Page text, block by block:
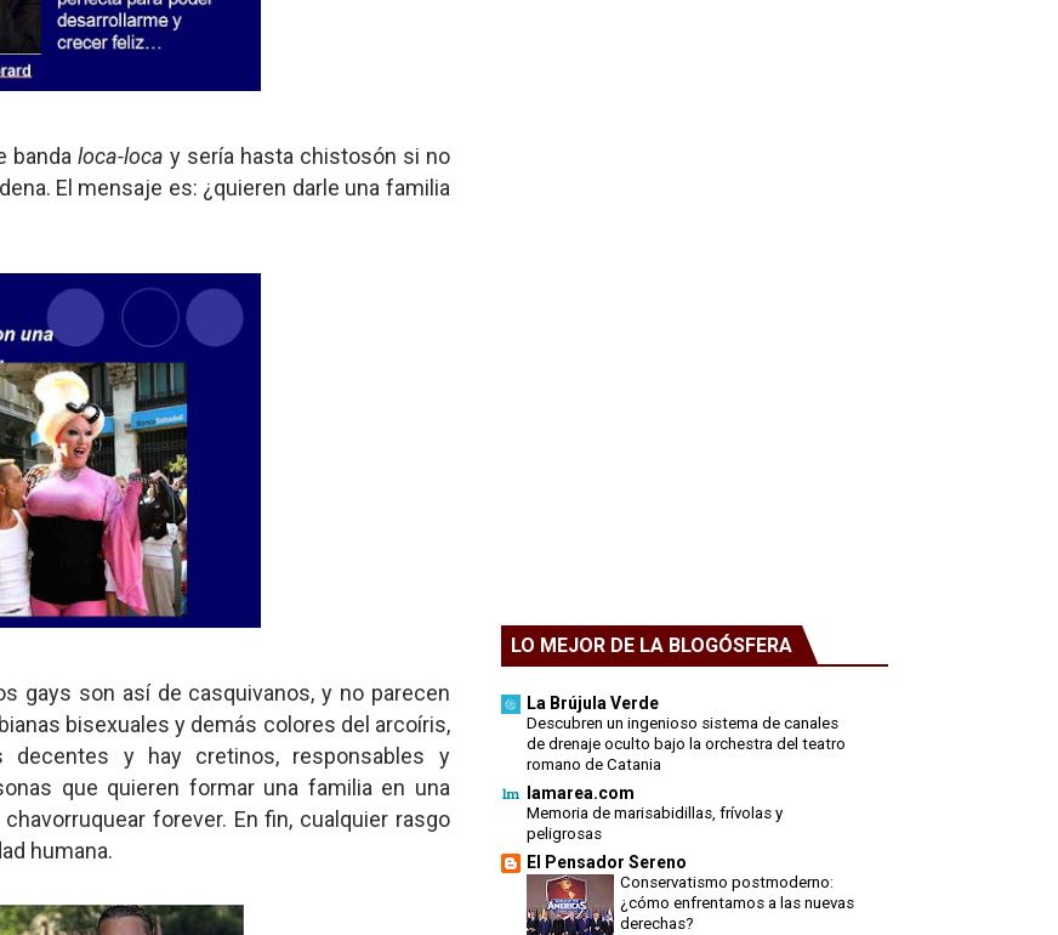
banda loca-loca y sería hasta chistosón si no
El mensaje es: ¿quieren darle una familia
gays son así de casquivanos, y no parecen
bisexuales y demás colores del arcoíris,
decentes y hay cretinos, responsables y
que quieren formar una familia en una
forever. En fin, cualquier rasgo
humana.
LO MEJOR DE LA BLOGÓSFERA
La Brújula Verde
Descubren un ingenioso sistema de canales
de drenaje oculto bajo la orchestra del teatro
romano de Catania
lamarea.com
Memoria de marisabidillas, frívolas y
peligrosas
El Pensador Sereno
Conservatismo postmoderno:
¿cómo enfrentamos a las nuevas
derechas?